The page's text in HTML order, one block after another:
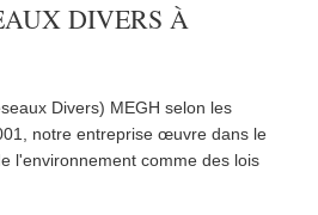
DIVERS À
Divers) MEGH selon les
notre entreprise œuvre dans le
l'environnement comme des lois